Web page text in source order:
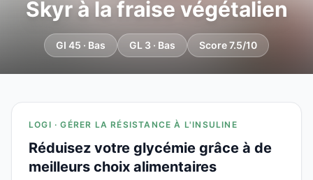
Skyr à la fraise végétalien
GI 45 · Bas GL 3 · Bas Score 7.5/10
LOGI · GÉRER LA RÉSISTANCE À L'INSULINE
Réduisez votre glycémie grâce à de
meilleurs choix alimentaires